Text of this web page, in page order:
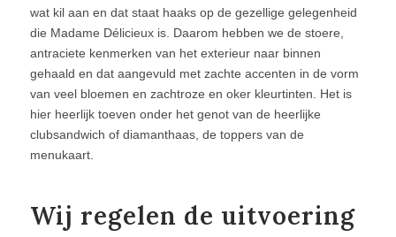
wat kil aan en dat staat haaks op de gezellige gelegenheid
die Madame Délicieux is. Daarom hebben we de stoere,
antraciete kenmerken van het exterieur naar binnen
gehaald en dat aangevuld met zachte accenten in de vorm
van veel bloemen en zachtroze en oker kleurtinten. Het is
hier heerlijk toeven onder het genot van de heerlijke
clubsandwich of diamanthaas, de toppers van de
menukaart.
Wij regelen de uitvoering